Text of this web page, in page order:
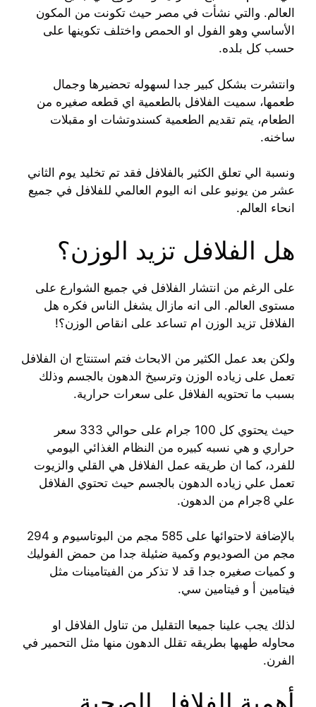
العالم. والتي نشأت في مصر حيث تكونت من المكون
الأساسي وهو الفول او الحمص واختلف تكوينها على
حسب كل بلده.
وانتشرت بشكل كبير جدا لسهوله تحضيرها وجمال
طعمها، سميت الفلافل بالطعمية اي قطعه صغيره من
الطعام، يتم تقديم الطعمية كسندوتشات او مقبلات
ساخنه.
ونسبة الي تعلق الكثير بالفلافل فقد تم تخليد يوم الثاني
عشر من يونيو على انه اليوم العالمي للفلافل في جميع
انحاء العالم.
هل الفلافل تزيد الوزن؟
على الرغم من انتشار الفلافل في جميع الشوارع على
مستوى العالم. الى انه مازال يشغل الناس فكره هل
الفلافل تزيد الوزن ام تساعد على انقاص الوزن؟!
ولكن بعد عمل الكثير من الابحاث فتم استنتاج ان الفلافل
تعمل على زياده الوزن وترسيخ الدهون بالجسم وذلك
بسبب ما تحتويه الفلافل على سعرات حرارية.
حيث يحتوي كل 100 جرام على حوالي 333 سعر
حراري و هي نسبه كبيره من النظام الغذائي اليومي
للفرد، كما ان طريقه عمل الفلافل هي القلي والزيوت
تعمل علي زياده الدهون بالجسم حيث تحتوي الفلافل
علي 8جرام من الدهون.
بالإضافة لاحتوائها على 585 مجم من البوتاسيوم و 294
مجم من الصوديوم وكمية ضئيلة جدا من حمض الفوليك
و كميات صغيره جدا قد لا تذكر من الفيتامينات مثل
فيتامين أ و فيتامين سي.
لذلك يجب علينا جميعا التقليل من تناول الفلافل او
محاوله طهيها بطريقه تقلل الدهون منها مثل التحمير في
الفرن.